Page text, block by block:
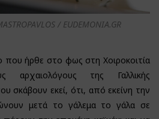
/ EUDEMONIA.GR
που ήρθε στο φως στη Χοιροκοιτία
αρχαιολόγους της Γαλλικής
σκάβουν εκεί, ότι, από εκείνη την
μετά το γάλεμα το γάλα σε